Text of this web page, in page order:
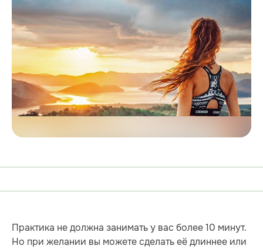
Практика не должна занимать у вас более 10 минут.
Но при желании вы можете сделать её длиннее или